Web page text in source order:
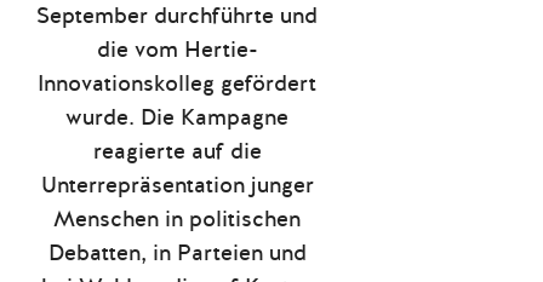
September durchführte und
die vom Hertie-
Innovationskolleg gefördert
wurde. Die Kampagne
reagierte auf die
Unterrepräsentation junger
Menschen in politischen
Debatten, in Parteien und